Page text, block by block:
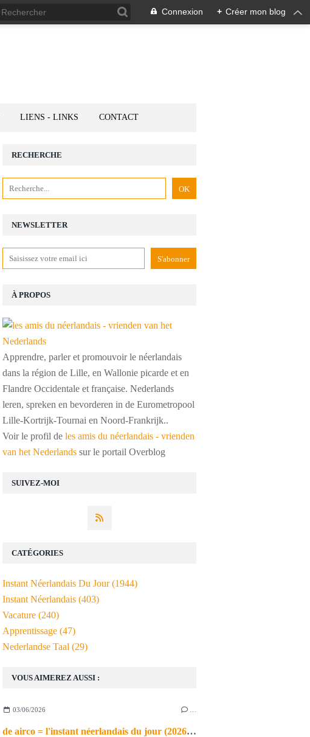
Connexion + Créer mon blog
LIENS - LINKS CONTACT
NEWSLETTER
SUIVEZ-MOI
RECHERCHE
À PROPOS
Apprendre, parler et promouvoir le néerlandais
dans la région de Lille, en Wallonie picarde et en
Flandre Occidentale et française. Nederlands
leren, spreken en bevorderen in de Eurometropool
Lille-Kortrijk-Tournai en Noord-Frankrijk..
Voir le profil de les amis du néerlandais - vrienden
van het Nederlands sur le portail Overblog
VOUS AIMEREZ AUSSI :
03/06/2026
de airco = l'instant néerlandais du jour (2026_06_03)
CATÉGORIES
Instant Néerlandais Du Jour(1944)
Instant Néerlandais (403)
Vacature (240)
Apprentissage (47)
Nederlandse Taal (29)